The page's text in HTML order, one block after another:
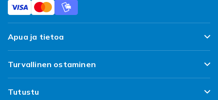
Apua ja tietoa
FAQ
Seuraa pakettiani
Turvallinen ostaminen
Tyytyväisyyslupaus
Tutustu